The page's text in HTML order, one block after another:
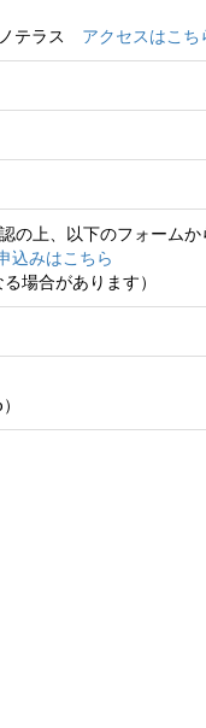
テラス アクセスはこち
の上、以下のフォームか
込みはこちら
合があります）